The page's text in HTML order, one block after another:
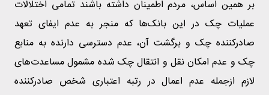
بر همین اساس، مردم اطمینان داشته باشند تمامی اختلالات
عملیات چک در این بانک‌ها که منجر به عدم ایفای تعهد
صادرکننده چک و برگشت آن، عدم دسترسی دارنده به منابع
چک و عدم امکان نقل و انتقال چک شده مشمول مساعدت‌های
لازم ازجمله عدم اعمال در رتبه اعتباری شخص صادرکننده